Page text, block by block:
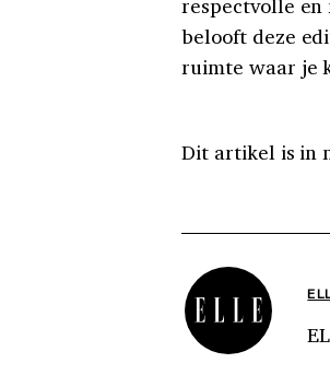
respectvolle en
belooft deze
ruimte waar je
Dit artikel is in